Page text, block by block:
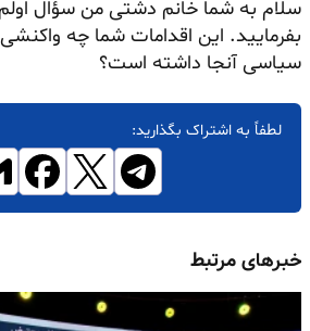
سلام به شما خانم دشتی من سؤال
بفرمایید. این اقدامات شما چه
سیاسی آنجا داشته است؟
لطفاً به اشتراک بگذارید:
خبرهای مرتبط